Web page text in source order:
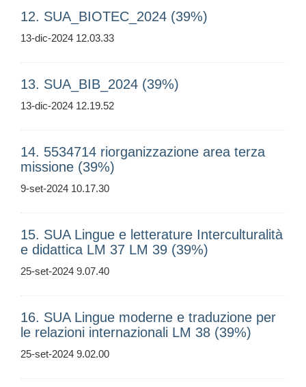
12. SUA_BIOTEC_2024 (39%)
13-dic-2024 12.03.33
13. SUA_BIB_2024 (39%)
13-dic-2024 12.19.52
14. 5534714 riorganizzazione area terza
missione (39%)
9-set-2024 10.17.30
15. SUA Lingue e letterature Interculturalità
e didattica LM 37 LM 39 (39%)
25-set-2024 9.07.40
16. SUA Lingue moderne e traduzione per
le relazioni internazionali LM 38 (39%)
25-set-2024 9.02.00